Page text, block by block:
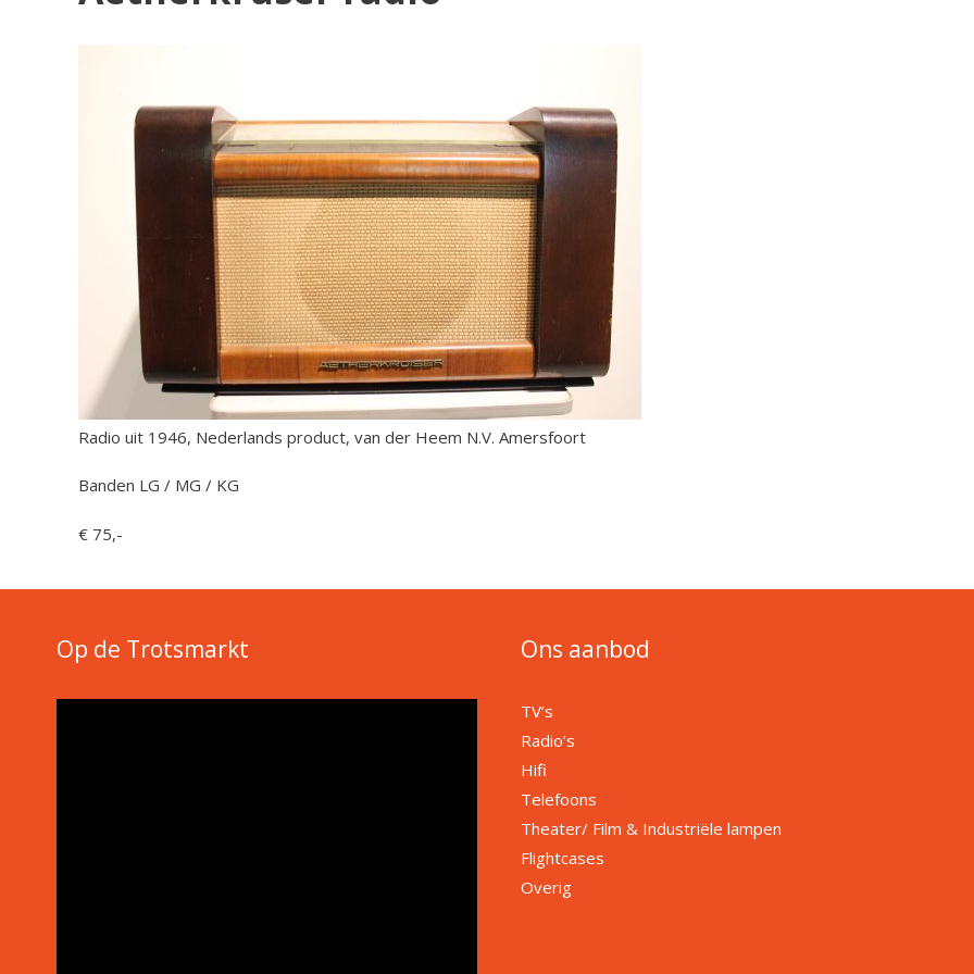
Radio uit 1946, Nederlands product, van der Heem N.V. Amersfoort
Banden LG / MG / KG
€ 75,-
Op de Trotsmarkt Ons aanbod
TV’s
Radio’s
Hifi
Telefoons
Theater/ Film & Industriële lampen
Flightcases
Overig